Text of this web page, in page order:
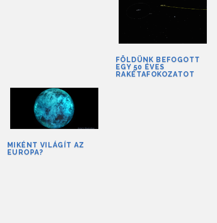
FÖLDÜNK BEFOGOTT
EGY 50 ÉVES
RAKÉTAFOKOZATOT
MIKÉNT VILÁGÍT AZ
EUROPA?